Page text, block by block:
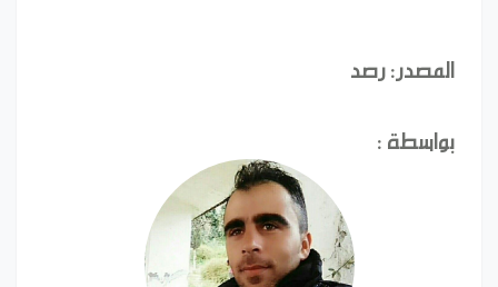
المصدر: رصد
بواسطة :